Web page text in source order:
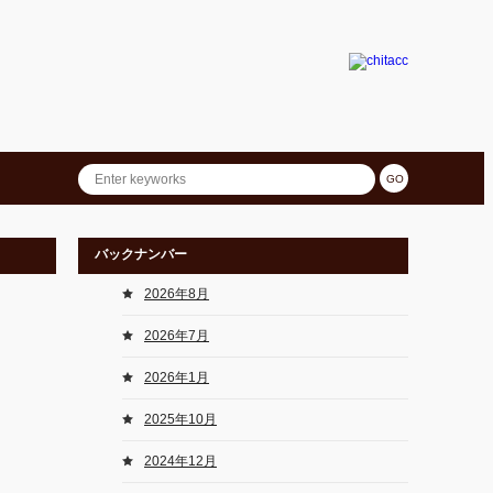
バックナンバー
2026年8月
2026年7月
2026年1月
2025年10月
2024年12月